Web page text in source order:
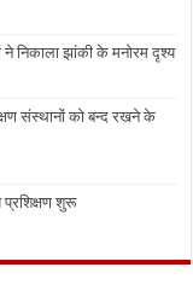
निकाला झांकी के मनोरम दृश्य
संस्थानों को बन्द रखने के
शुरू